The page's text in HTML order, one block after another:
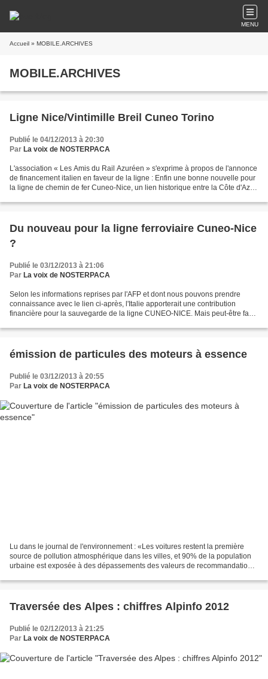
MENU
Accueil » MOBILE.ARCHIVES
MOBILE.ARCHIVES
Ligne Nice/Vintimille Breil Cuneo Torino
Publié le 04/12/2013 à 20:30
Par La voix de NOSTERPACA
L'association « Les Amis du Rail Azuréen » s'exprime à propos de l'annonce
de financement italien en faveur de la ligne : Enfin une bonne nouvelle pour
la ligne de chemin de fer Cuneo-Nice, un lien historique entre la Côte d'Azur
Du nouveau pour la ligne ferroviaire Cuneo-Nice
?
Publié le 03/12/2013 à 21:06
Par La voix de NOSTERPACA
Selon les informations reprises par l'AFP et dont nous pouvons prendre
connaissance avec le lien ci-après, l'Italie apporterait une contribution
financière pour la sauvegarde de la ligne CUNEO-NICE. Mais peut-être faut-
émission de particules des moteurs à essence
Publié le 03/12/2013 à 20:55
Par La voix de NOSTERPACA
Lu dans le journal de l'environnement : «Les voitures restent la première
source de pollution atmosphérique dans les villes, et 90% de la population
urbaine est exposée à des dépassements des valeurs de recommandation
Traversée des Alpes : chiffres Alpinfo 2012
Publié le 02/12/2013 à 21:25
Par La voix de NOSTERPACA